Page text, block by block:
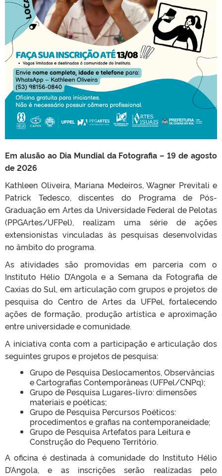
Em alusão ao Dia Mundial da Fotografia – 19 de agosto
de 2026
Kathleen Oliveira, Mariana Medeiros, Wagner Previtali e
Patrick Tedesco, discentes do Programa de Pós-
Graduação em Artes da Universidade Federal de Pelotas
(PPGArtes/UFPel), realizam uma série de ações
extensionistas vinculadas às pesquisas desenvolvidas
no âmbito do programa.
As atividades são promovidas em parceria com o
Instituto Hélio D’Angola e a Semana da Fotografia de
Caxias do Sul, em articulação com grupos e projetos de
pesquisa do Centro de Artes da UFPel, fortalecendo
ações de formação, produção artística e aproximação
entre universidade e comunidade.
A iniciativa conta com a participação e articulação dos
seguintes grupos e projetos de pesquisa:
Grupo de Pesquisa Deslocamentos, Observâncias
e Cartografias Contemporâneas (UFPel/CNPq);
Grupo de Pesquisa Lugares-livro: dimensões
materiais e poéticas;
Grupo de Pesquisa Percursos Poéticos:
procedimentos e grafias na contemporaneidade;
Grupo de Pesquisa Artefatos para Leitura e
Construção do Pequeno Território.
A oficina é destinada à comunidade do Instituto Hélio
D’Angola, e as inscrições serão realizadas pelo